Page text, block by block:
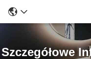
Szczegółowe